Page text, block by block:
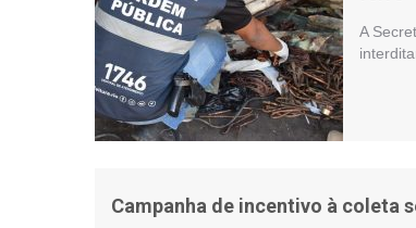
A
Campanha de incentivo à coleta